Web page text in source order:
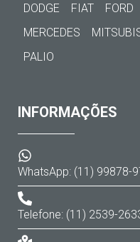
DODGE
FIAT FORD
MERCEDES
PALIO
INFORMAÇÕES
WhatsApp: (11) 99878-
Telefone: (11) 2539-